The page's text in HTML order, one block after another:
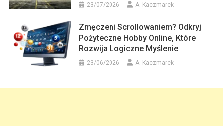
23/07/2026 A. Kaczmarek
Zmęczeni Scrollowaniem? Odkryj
Pożyteczne Hobby Online, Które
Rozwija Logiczne Myślenie
23/06/2026 A. Kaczmarek